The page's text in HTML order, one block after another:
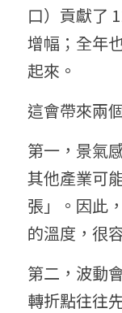
口）貢獻了
增幅；全年
起來。
這會帶來兩
第一，景氣
其他產業可
張」。因此
的溫度，很
第二，波動
轉折點往往